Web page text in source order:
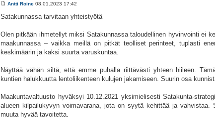
Antti Roine 08.01.2023 17:42
Satakunnassa tarvitaan yhteistyötä
Olen pitkään ihmetellyt miksi Satakunnassa taloudellinen hyvinvointi ei
maakunnassa – vaikka meillä on pitkät teolliset perinteet, tuplasti
keskimäärin ja kaksi suurta varuskuntaa.
Näyttää vähän siltä, että emme puhalla riittävästi yhteen hiileen.
kuntien halukkuutta lentoliikenteen kulujen jakamiseen. Suurin osa
Maakuntavaltuusto hyväksyi 10.12.2021 yksimielisesti Satakunta-
alueen kilpailukyvyn voimavarana, jota on syytä kehittää ja vahvistaa.
muuta hyvää tavoitetta.